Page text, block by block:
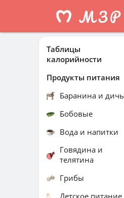
Таблицы
калорийности
Продукты питания
Баранина и дичь
Бобовые
Вода и напитки
Говядина и
телятина
Грибы
Детское питание